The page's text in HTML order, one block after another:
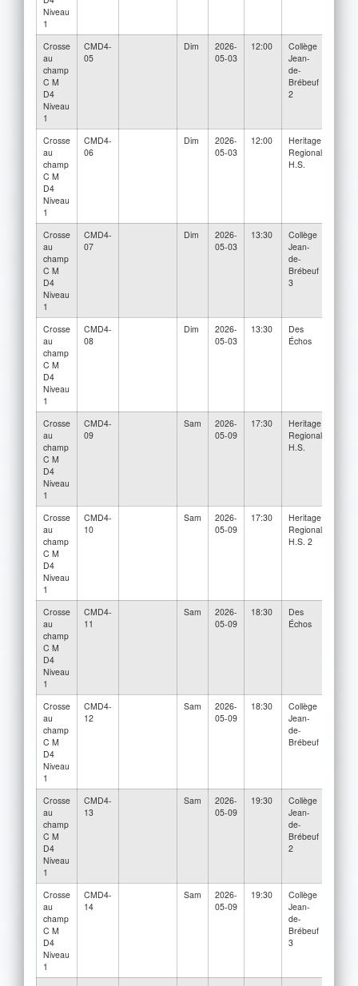
Niveau
1
Crosse
au
champ
C M
D4
Niveau
1
CMD4-
05
Dim
2026-
05-03
12:00
Collège
Jean-
de-
Brébeuf
2
Crosse
au
champ
C M
D4
Niveau
1
CMD4-
06
Dim
2026-
05-03
12:00
Heritage
Regional
H.S.
Crosse
au
champ
C M
D4
Niveau
1
CMD4-
07
Dim
2026-
05-03
13:30
Collège
Jean-
de-
Brébeuf
3
Crosse
au
champ
C M
D4
Niveau
1
CMD4-
08
Dim
2026-
05-03
13:30
Des
Échos
Crosse
au
champ
C M
D4
Niveau
1
CMD4-
09
Sam
2026-
05-09
17:30
Heritage
Regional
H.S.
Crosse
au
champ
C M
D4
Niveau
1
CMD4-
10
Sam
2026-
05-09
17:30
Heritage
Regional
H.S. 2
Crosse
au
champ
C M
D4
Niveau
1
CMD4-
11
Sam
2026-
05-09
18:30
Des
Échos
Crosse
au
champ
C M
D4
Niveau
1
CMD4-
12
Sam
2026-
05-09
18:30
Collège
Jean-
de-
Brébeuf
Crosse
au
champ
C M
D4
Niveau
1
CMD4-
13
Sam
2026-
05-09
19:30
Collège
Jean-
de-
Brébeuf
2
Crosse
au
champ
C M
D4
Niveau
1
CMD4-
14
Sam
2026-
05-09
19:30
Collège
Jean-
de-
Brébeuf
3